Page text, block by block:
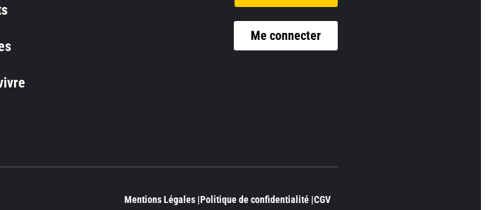
Me connecter
Mentions Légales |Politique de confidentialité |CGV